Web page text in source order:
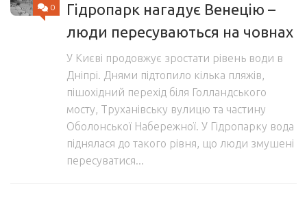
0
Гідропарк нагадує Венецію –
люди пересуваються на човнах
У Києві продовжує зростати рівень води в
Дніпрі. Днями підтопило кілька пляжів,
пішохідний перехід біля Голландського
мосту, Труханівську вулицю та частину
Оболонської Набережної. У Гідропарку вода
піднялася до такого рівня, що люди змушені
пересуватися...